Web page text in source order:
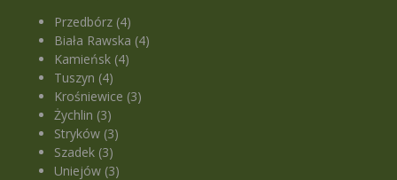
Przedbórz (4)
Biała Rawska (4)
Kamieńsk (4)
Tuszyn (4)
Krośniewice (3)
Żychlin (3)
Stryków (3)
Szadek (3)
Uniejów (3)